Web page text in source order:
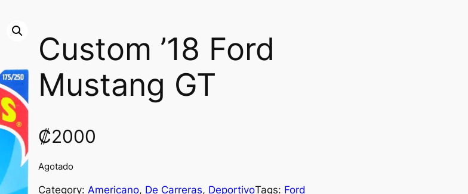
Custom ’18 Ford
Mustang GT
₡2000
Agotado
Category: Americano, De Carreras, DeportivoTags: Ford